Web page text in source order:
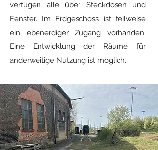
verfügen alle über Steckdosen und
Fenster. Im Erdgeschoss ist teilweise
ein ebenerdiger Zugang vorhanden.
Eine Entwicklung der Räume für
anderweitige Nutzung ist möglich.